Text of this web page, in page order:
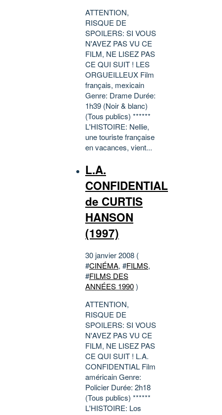
ATTENTION,
RISQUE DE
SPOILERS: SI VOUS
N'AVEZ PAS VU CE
FILM, NE LISEZ PAS
CE QUI SUIT ! LES
ORGUEILLEUX Film
français, mexicain
Genre: Drame Durée:
1h39 (Noir & blanc)
(Tous publics) ******
L'HISTOIRE: Nellie,
une touriste française
en vacances, vient...
L.A.
CONFIDENTIAL
de CURTIS
HANSON
(1997)
30 janvier 2008 (
#CINÉMA, #FILMS,
#FILMS DES
ANNÉES 1990)
ATTENTION,
RISQUE DE
SPOILERS: SI VOUS
N'AVEZ PAS VU CE
FILM, NE LISEZ PAS
CE QUI SUIT ! L.A.
CONFIDENTIAL Film
américain Genre:
Policier Durée: 2h18
(Tous publics) ******
L'HISTOIRE: Los